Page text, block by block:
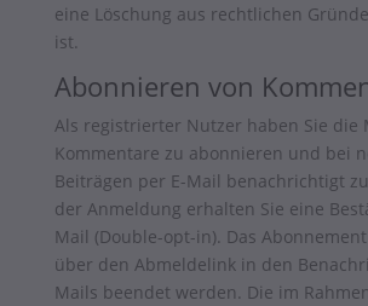
eine Löschung aus rechtlichen
ist.
Abonnieren von
Als registrierter Nutzer haben Sie die
Kommentare zu abonnieren und bei
Beiträgen per E-Mail benachrichtigt
der Anmeldung erhalten Sie eine
Mail (Double-opt-in). Das
über den Abmeldelink in den
Mails beendet werden. Die im